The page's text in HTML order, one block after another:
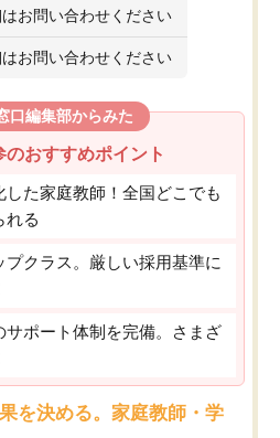
お問い合わせください
お問い合わせください
口編集部からみた
のおすすめポイント
た家庭教師！全国どこでも
れる
クラス。厳しい採用基準に
サポート体制を完備。さまざ
を決める。家庭教師・学